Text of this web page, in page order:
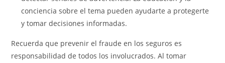
conciencia sobre el tema pueden ayudarte a protegerte
y tomar decisiones informadas.
Recuerda que prevenir el fraude en los seguros es
responsabilidad de todos los involucrados. Al tomar